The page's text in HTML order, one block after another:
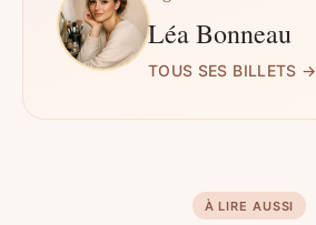
Léa Bonneau
TOUS SES BILLETS →
À LIRE AUSSI